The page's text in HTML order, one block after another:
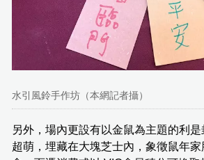
水引風鈴手作坊（本網記者攝）
另外，場內更設有以金鼠為主題的利
超萌，埋藏在大塊芝士內，象徵鼠年